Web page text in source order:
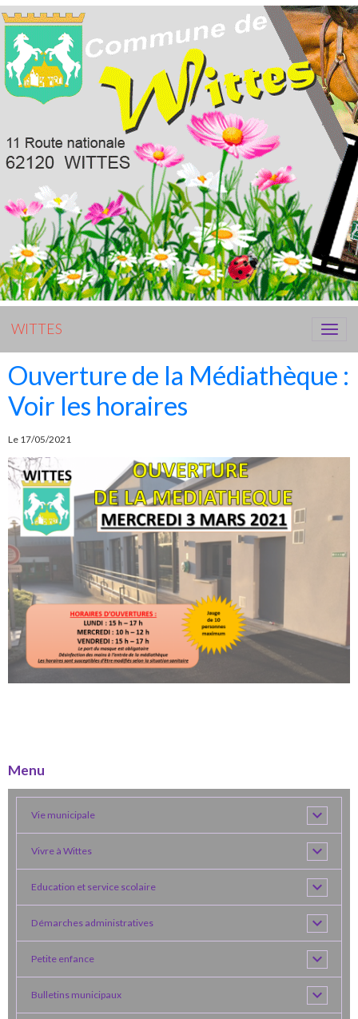
WITTES
Ouverture de la Médiathèque :
Voir les horaires
Le 17/05/2021
Menu
Vie municipale
Vivre à Wittes
Education et service scolaire
Démarches administratives
Petite enfance
Bulletins municipaux